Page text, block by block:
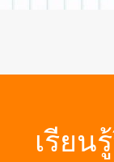
เรียน